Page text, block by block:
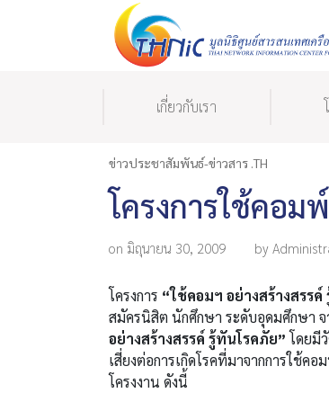
เกี่ยวกับเรา
ข่าวประชาสัมพันธ์-ข่าวสาร .TH
โครงการใช้คอม
on มิถุนายน 30, 2009 by
โครงการ “ใช้คอมฯ อย่างสร้างสรรค์
สมัครนิสิต นักศึกษา ระดับอุดมศึกษา จ
อย่างสร้างสรรค์ รู้ทันโรคภัย” โดยมี
เสี่ยงต่อการเกิดโรคที่มาจากการใช้ค
โครงงาน ดังนี้